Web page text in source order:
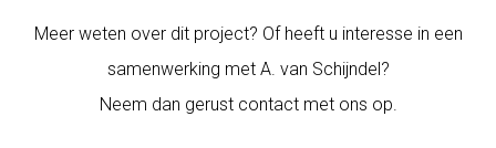
Meer weten over dit project? Of heeft u interesse in een
samenwerking met A. van Schijndel?
Neem dan gerust contact met ons op.